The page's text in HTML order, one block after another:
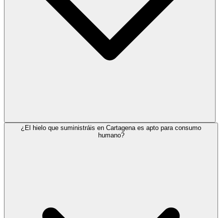
¿El hielo que suministráis en Cartagena es apto para consumo
humano?